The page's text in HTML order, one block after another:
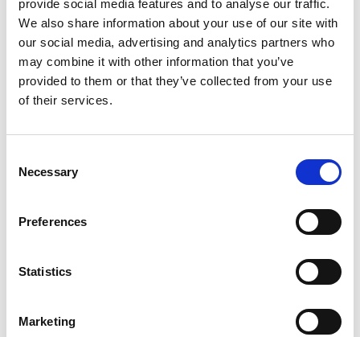
provide social media features and to analyse our traffic.
We also share information about your use of our site with
our social media, advertising and analytics partners who
may combine it with other information that you’ve
provided to them or that they’ve collected from your use
of their services.
Selection
Necessary
Preferences
Statistics
Marketing